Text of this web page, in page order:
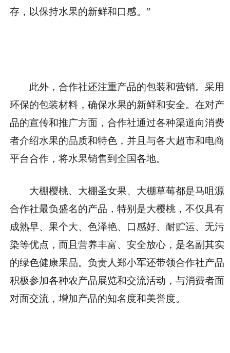
存，以保持水果的新鲜和口感。”
此外，合作社还注重产品的包装和营销。采用
环保的包装材料，确保水果的新鲜和安全。在对产
品的宣传和推广方面，合作社通过各种渠道向消费
者介绍水果的品质和特色，并且与各大超市和电商
平台合作，将水果销售到全国各地。
大棚樱桃、大棚圣女果、大棚草莓都是马咀源
合作社最负盛名的产品，特别是大樱桃，不仅具有
成熟早、果个大、色泽艳、口感好、耐贮运、无污
染等优点，而且营养丰富、安全放心，是名副其实
的绿色健康果品。负责人郑小军还带领合作社产品
积极参加各种农产品展览和交流活动，与消费者面
对面交流，增加产品的知名度和美誉度。